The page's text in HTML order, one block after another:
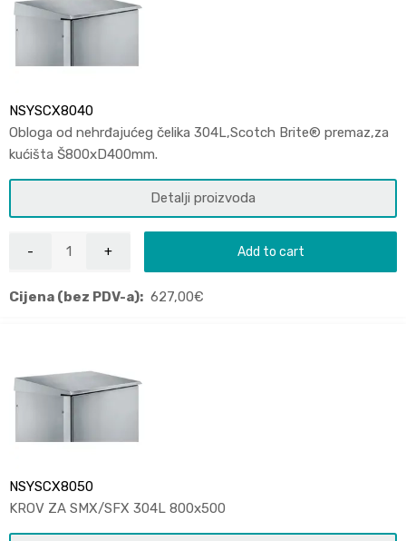
NSYSCX8040
Obloga od nehrđajućeg čelika 304L,Scotch Brite® premaz,za
kućišta Š800xD400mm.
Detalji proizvoda
Add to cart
Cijena (bez PDV-a): 627,00€
NSYSCX8050
KROV ZA SMX/SFX 304L 800x500